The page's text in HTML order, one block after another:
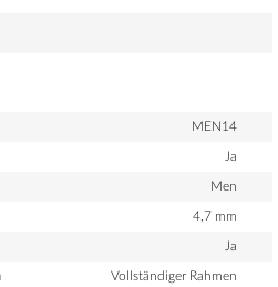
MEN14
Ja
Men
4,7 mm
Ja
Vollständiger Rahmen